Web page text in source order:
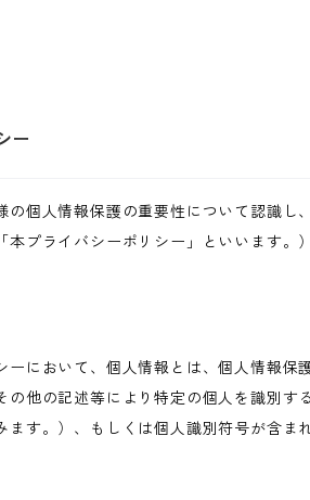
ー
の個人情報保護の重要性について認識
本プライバシーポリシー」といいます。
ーにおいて、個人情報とは、個人情報
の他の記述等により特定の個人を識別
ます。）、もしくは個人識別符号が含ま